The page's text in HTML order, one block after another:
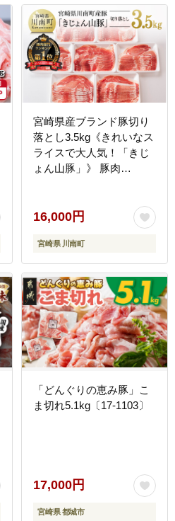
宮崎県産ブランド豚切り
落とし3.5kg《きれいなス
ライスで大人気！「きじ
ょん山豚」》 豚肉
16,000円
宮崎県 川南町
「どんぐりの恵み豚」こ
ま切れ5.1kg〔17-1103〕
17,000円
宮崎県 都城市